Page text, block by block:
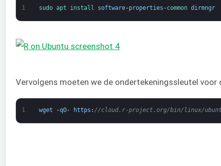
1 sudo apt install software-properties -common dirmngr
Vervolgens moeten we de ondertekeningssleutel voor
1 wget -qO- https : //cloud.r-project.org/bin/linux/